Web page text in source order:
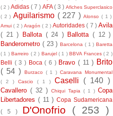
( 2 ) Adidas ( 7 ) AFA( 3 ) Afiches Superclasico
( 2 ) Aguilarismo ( 227 )Alonso( 1 )
Amui( 2 ) Aragón( 2 ) Autoridades( 7 ) Avila
( 21 )
Ballota ( 24 ) Ballotta( 12 )
Banderometro ( 23 ) Barcelona ( 1 ) Baretta
( 1 )Barreiro ( 2 ) Barujel ( 1 )BBVA Frances ( 2 )
Belli ( 3 ) Boca( 6 ) Bravo( 11 ) Brito
( 54 )
Burzaco ( 1 )Caravana Monumental
( 2 ) Cascio ( 1 ) Caselli ( 140 )
Cavallero ( 32 ) Chiqui Tapia ( 1 ) Copa
Libertadores ( 11 )Copa Sudamericana
( 5 ) D'Onofrio ( 253 )